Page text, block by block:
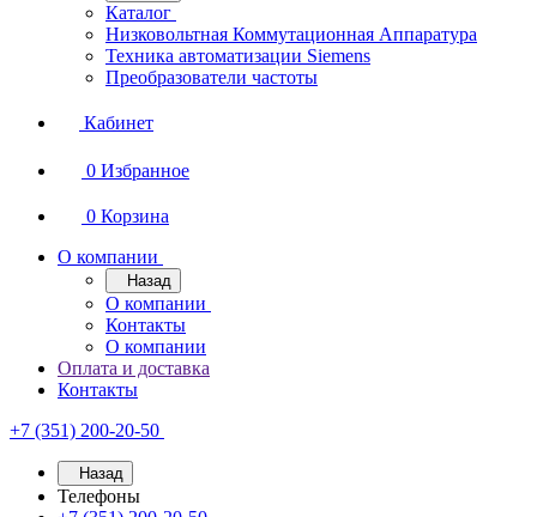
Каталог
Низковольтная Коммутационная Аппаратура
Техника автоматизации Siemens
Преобразователи частоты
Кабинет
0 Избранное
0 Корзина
О компании
Назад
О компании
Контакты
О компании
Оплата и доставка
Контакты
+7 (351) 200-20-50
Назад
Телефоны